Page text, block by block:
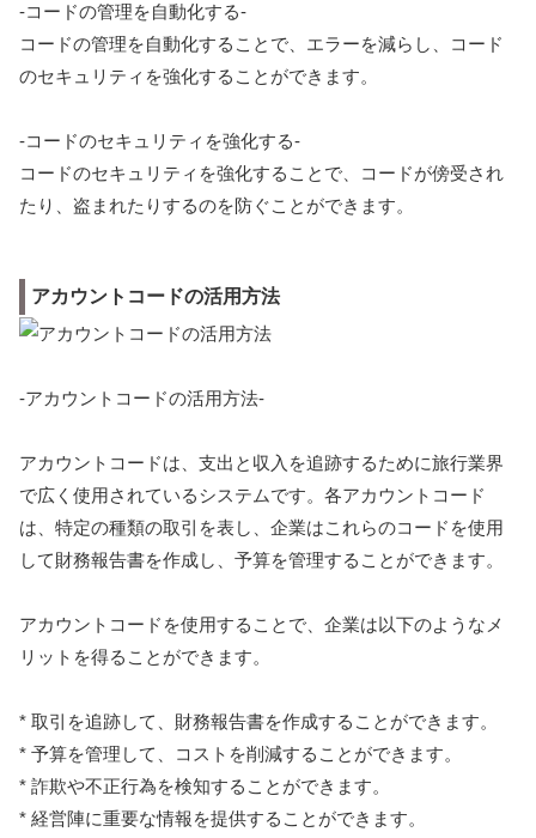
-コードの管理を自動化する-
コードの管理を自動化することで、エラーを減らし、コード
のセキュリティを強化することができます。
-コードのセキュリティを強化する-
コードのセキュリティを強化することで、コードが傍受され
たり、盗まれたりするのを防ぐことができます。
アカウントコードの活用方法
-アカウントコードの活用方法-
アカウントコードは、支出と収入を追跡するために旅行業界
で広く使用されているシステムです。各アカウントコード
は、特定の種類の取引を表し、企業はこれらのコードを使用
して財務報告書を作成し、予算を管理することができます。
アカウントコードを使用することで、企業は以下のようなメ
リットを得ることができます。
* 取引を追跡して、財務報告書を作成することができます。
* 予算を管理して、コストを削減することができます。
* 詐欺や不正行為を検知することができます。
* 経営陣に重要な情報を提供することができます。